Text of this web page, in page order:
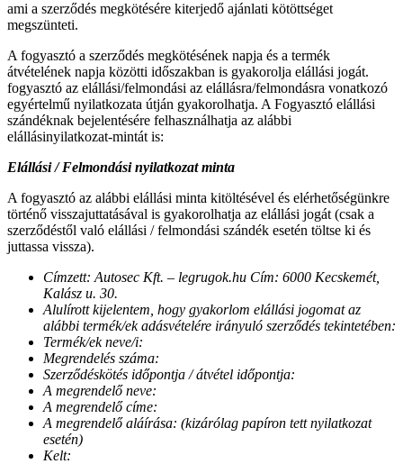
ami a szerződés megkötésére kiterjedő ajánlati kötöttséget
megszünteti.
A fogyasztó a szerződés megkötésének napja és a termék
átvételének napja közötti időszakban is gyakorolja elállási jogát.
fogyasztó az elállási/felmondási az elállásra/felmondásra vonatkozó
egyértelmű nyilatkozata útján gyakorolhatja. A Fogyasztó elállási
szándéknak bejelentésére felhasználhatja az alábbi
elállásinyilatkozat-mintát is:
Elállási / Felmondási nyilatkozat minta
A fogyasztó az alábbi elállási minta kitöltésével és elérhetőségünkre
történő visszajuttatásával is gyakorolhatja az elállási jogát (csak a
szerződéstől való elállási / felmondási szándék esetén töltse ki és
juttassa vissza).
Címzett: Autosec Kft. – legrugok.hu Cím: 6000 Kecskemét,
Kalász u. 30.
Alulírott kijelentem, hogy gyakorlom elállási jogomat az
alábbi termék/ek adásvételére irányuló szerződés tekintetében:
Termék/ek neve/i:
Megrendelés száma:
Szerződéskötés időpontja / átvétel időpontja:
A megrendelő neve:
A megrendelő címe:
A megrendelő aláírása: (kizárólag papíron tett nyilatkozat
esetén)
Kelt: